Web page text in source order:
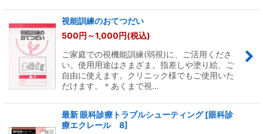
視能訓練のおてつだい
500円 ～1,000円(税込)
ご家庭での視機能訓練(弱視)に、ご活用くださ
い。使用用途はさまざま。指差しや塗り絵、ご
自由に使えます。クリニック様でもご使用いた
だけます。＊あくまで視…
最新 眼科診療トラブルシューティング [眼科診
療エクレール 8]